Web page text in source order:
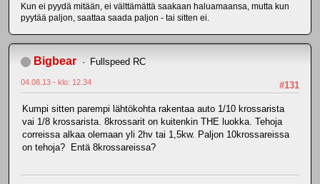
Kun ei pyydä mitään, ei välttämättä saakaan haluamaansa, mutta kun
pyytää paljon, saattaa saada paljon - tai sitten ei.
Bigbear Fullspeed RC
#131
04.08.13 - klo: 12.34
Kumpi sitten parempi lähtökohta rakentaa auto 1/10 krossarista
vai 1/8 krossarista. 8krossarit on kuitenkin THE luokka. Tehoja
correissa alkaa olemaan yli 2hv tai 1,5kw. Paljon 10krossareissa
on tehoja? Entä 8krossareissa?